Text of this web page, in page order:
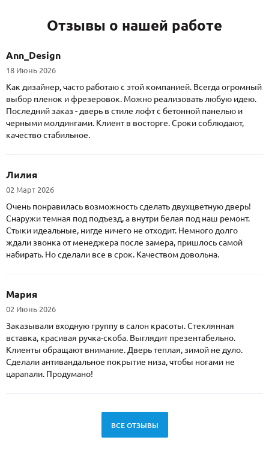
Отзывы о нашей работе
Ann_Design
18 Июнь 2026
Как дизайнер, часто работаю с этой компанией. Всегда огромный
выбор пленок и фрезеровок. Можно реализовать любую идею.
Последний заказ - дверь в стиле лофт с бетонной панелью и
черными молдингами. Клиент в восторге. Сроки соблюдают,
качество стабильное.
Лилия
02 Март 2026
Очень понравилась возможность сделать двухцветную дверь!
Снаружи темная под подъезд, а внутри белая под наш ремонт.
Стыки идеальные, нигде ничего не отходит. Немного долго
ждали звонка от менеджера после замера, пришлось самой
набирать. Но сделали все в срок. Качеством довольна.
Мария
02 Июнь 2026
Заказывали входную группу в салон красоты. Стеклянная
вставка, красивая ручка-скоба. Выглядит презентабельно.
Клиенты обращают внимание. Дверь теплая, зимой не дуло.
Сделали антивандальное покрытие низа, чтобы ногами не
царапали. Продумано!
ВСЕ ОТЗЫВЫ